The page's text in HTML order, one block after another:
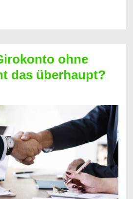
ohne
das überhaupt?